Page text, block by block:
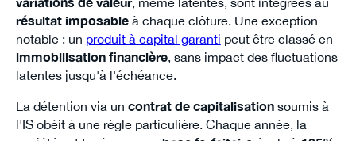
résultat imposableà chaque clôture. Une exception
notable : un produit à capital garanti peut être classé en
immobilisation financière, sans impact des fluctuations
latentes jusqu'à l'échéance.
La détention via un contrat de capitalisationsoumis à
l'IS obéit à une règle particulière. Chaque année, la